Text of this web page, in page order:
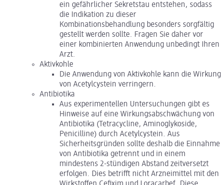
ein gefährlicher Sekretstau entstehen, sodass
die Indikation zu dieser
Kombinationsbehandlung besonders sorgfältig
gestellt werden sollte. Fragen Sie daher vor
einer kombinierten Anwendung unbedingt Ihren
Arzt.
Aktivkohle
Die Anwendung von Aktivkohle kann die Wirkung
von Acetylcystein verringern.
Antibiotika
Aus experimentellen Untersuchungen gibt es
Hinweise auf eine Wirkungsabschwächung von
Antibiotika (Tetracycline, Aminoglykoside,
Penicilline) durch Acetylcystein. Aus
Sicherheitsgründen sollte deshalb die Einnahme
von Antibiotika getrennt und in einem
mindestens 2-stündigen Abstand zeitversetzt
erfolgen. Dies betrifft nicht Arzneimittel mit den